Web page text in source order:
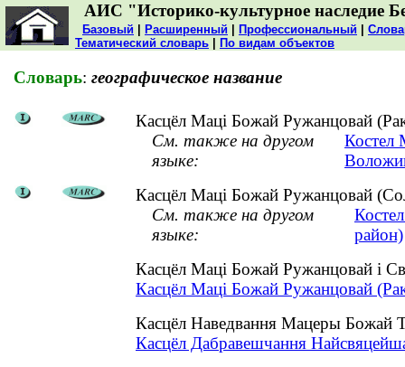
АИС "Историко-культурное наследие
Базовый Расширенный Профессиональный
Тематический словарь
По видам объектов
Словарь: географическое название
Касцёл Маці Божай Ружанцовай
См. также на другом
языке:
Костел
Касцёл Маці Божай Ружанцовай
См. также на другом
языке:
район)
Касцёл Маці Божай Ружанцовай і
Касцёл Маці Божай Ружанцовай
Касцёл Наведвання Мацеры Божай
Касцёл Дабравешчання